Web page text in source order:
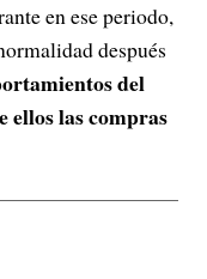
en ese periodo,
después
del
las compras